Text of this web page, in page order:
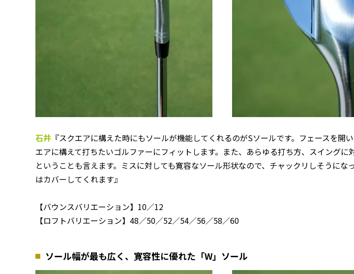
石井 『スクエアに構えた時にもソールが機能してくれるのがSソールです。フェースを開
エアに構えて打ちたいゴルファーにフィットします。また、あらゆる打ち方、スイングに
ということも言えます。ミスに対しても寛容なソール形状なので、チャックリしそうにな
はカバーしてくれます』
【バウンスバリエーション】10／12
【ロフトバリエーション】48／50／52／54／56／58／60
ソール幅が最も広く、寛容性に優れた「W」ソール